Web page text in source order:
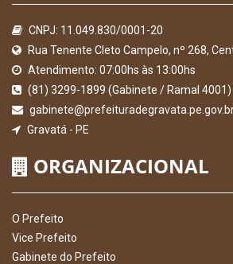
CNPJ: 11.049.830/0001-20
Rua Tenente Cleto Campelo, nº 268,
Atendimento: 07:00hs às 13:00hs
(81) 3299-1899 (Gabinete / Ramal 4001)
Gravatá - PE
ORGANIZACIONAL
O Prefeito
Vice Prefeito
Gabinete do Prefeito